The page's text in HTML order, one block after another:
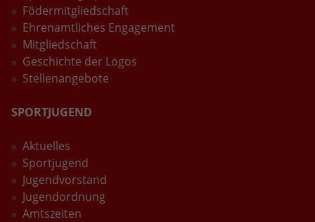
Födermitgliedschaft
Ehrenamtliches Engagement
Mitgliedschaft
Geschichte der Logos
Stellenangebote
SPORTJUGEND
Aktuelles
Sportjugend
Jugendvorstand
Jugendordnung
Amtszeiten
Laufzeit 2 Jahre
Zweck
Wird verwendet, um den Sitzungsstatus
zu erhalten.